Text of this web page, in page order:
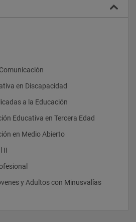
especializado
con la realidad social
que trabajan en estas áreas
por alumnos/as
en Discapacidad
a la Educación
Educativa en Tercera Edad
en Medio Abierto
II
y Adultos con Minusvalías